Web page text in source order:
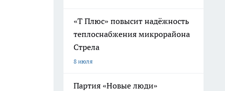
«Т Плюс» повысит надёжность
теплоснабжения микрорайона
Стрела
8 июля
Партия «Новые люди»